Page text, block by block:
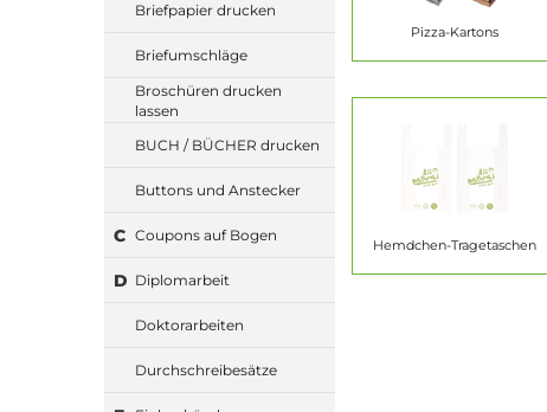
Briefpapier drucken
Briefumschläge
Broschüren drucken
lassen
BUCH / BÜCHER drucken
Buttons und Anstecker
C Coupons auf Bogen
D Diplomarbeit
Doktorarbeiten
Durchschreibesätze
Pizza-Kartons
Hemdchen-Tragetaschen